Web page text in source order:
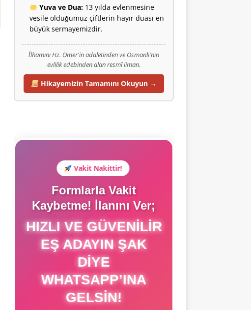
Yuva ve Dua:13 yılda evlenmesine
vesile olduğumuz çiftlerin hayır duası en
büyük sermayemizdir.
İlhamını Hz. Ömer'in adaletinden ve Osmanlı'nın
evlilik edebinden alan resmî liman.
Hikayemizin Tamamını Okuyun →
Vakit Nakittir!
Formlarla Vakit
Kaybetme! İlanını Ver;
HIZLI VE GÜVENILIR
EŞ ADAYIN ŞAK
DIYE
WHATSAPP’INA
GELSIN!